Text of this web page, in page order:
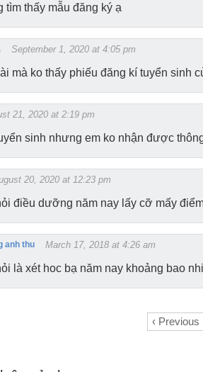
tìm thấy mẫu đăng ký ạ
September 1, 2020 at 4:05 pm
mà ko thấy phiếu đăng kí tuyển sinh
21, 2020 at 2:19 pm
sinh nhưng em ko nhận được
20, 2020 at 12:23 pm
điều dưỡng năm nay lấy cỡ mấy
anh thu March 17, 2018 at 4:26 am
là xét hoc bạ năm nay khoảng bao
‹ Previous